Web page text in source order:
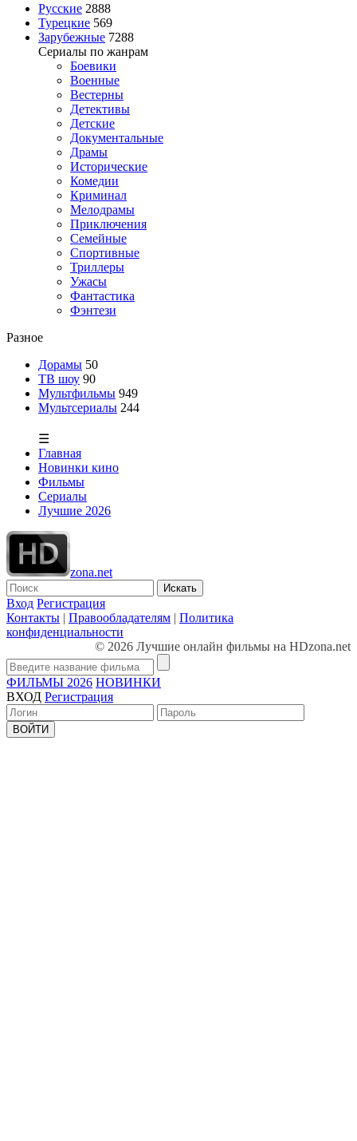
Русские 2888
Турецкие 569
Зарубежные 7288
Сериалы по жанрам
Боевики
Военные
Вестерны
Детективы
Детские
Документальные
Драмы
Исторические
Комедии
Криминал
Мелодрамы
Приключения
Семейные
Спортивные
Триллеры
Ужасы
Фантастика
Фэнтези
Разное
Дорамы 50
ТВ шоу 90
Мультфильмы 949
Мультсериалы 244
☰
Главная
Новинки кино
Фильмы
Сериалы
Лучшие 2026
zona.net
Искать
Вход Регистрация
Контакты | Правообладателям | Политика
конфиденциальности
© 2026 Лучшие онлайн фильмы на HDzona.net
ФИЛЬМЫ 2026 НОВИНКИ
ВХОД Регистрация